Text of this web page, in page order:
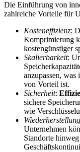
Die Einführung von
zahlreiche Vorteile für
Kosteneffizienz:
Komprimierung
kostengünstiger
Skalierbarkeit:
anzupassen, was
von Vorteil ist.
Sicherheit:
sichere
wie
Unternehmen
Standorte